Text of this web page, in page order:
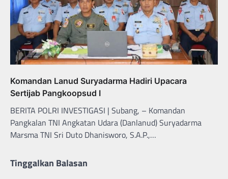
Komandan Lanud Suryadarma Hadiri Upacara
Sertijab Pangkoopsud I
BERITA POLRI INVESTIGASI | Subang, – Komandan
Pangkalan TNI Angkatan Udara (Danlanud) Suryadarma
Marsma TNI Sri Duto Dhanisworo, S.A.P.,…
Tinggalkan Balasan